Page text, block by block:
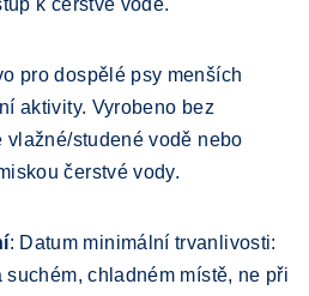
k čerstvé vodě.
pro dospělé psy menších
aktivity. Vyrobeno bez
studené vodě nebo
čerstvé vody.
: Datum minimální trvanlivosti:
chladném místě, ne při